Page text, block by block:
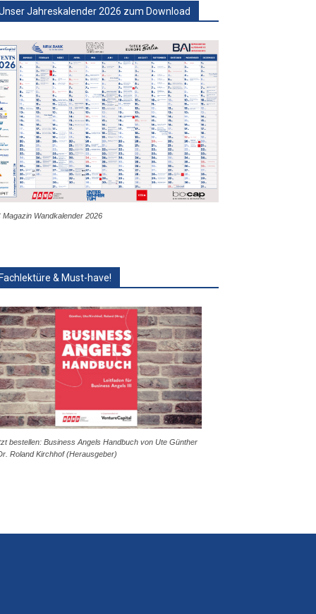
Jahreskalender 2026 zum Download
Magazin Wandkalender 2026
& Must-have!
bestellen: Business Angels Handbuch von Ute Günther
Roland Kirchhof (Herausgeber)